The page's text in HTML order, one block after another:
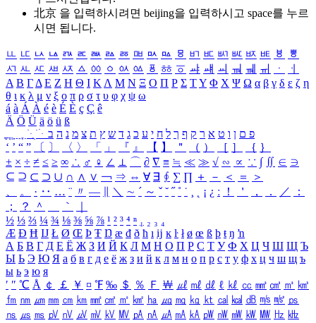
北京 을 입력하시려면 beijing을 입력하시고 space를 누르
시면 됩니다.
ㅥ ㅦ ㅧ ㅨ ㅩ ㅪ ㅫ ㅬ ㅭ ㅮ ㅯ ㅰ ㅱ ㅲ ㅳ ㅴ ㅵ ㅶ ㅷ ㅸ
ㅹ
ㅺ ㅻ ㅼ ㅽ ㅾ ㅿ ㆀ ㆁ ㆂ ㆃ ㆄ ㆅ ㆆ ㆇ ㆈ ㆉ ㆊ ㆋ ㆌ ㆍ
ㆎ
Α Β ΓΔ Ε Ζ Η Θ Ι ΚΛ Μ Ν Ξ Ο Π Ρ Σ ΤΥ Φ Χ Ψ Ω α β γ δ ε ζ η
θ ι κ λ μ ν ξ ο π ρ σ τ υ φ χ ψ ω
á à Á À é è É È ç Ç ê
Ä Ö Ü ä ö ü ß
ִֶֹ ֻּ ׁׂ פ ם ן ו ט א ר ק ף ך ל ח י ע כ ג ד ש ץ ת צ מ נ ה ב
‘ ’ “ ” 〔 〕 〈 〉 「 」 『 』 【 】 ＂ （ ） ［ ］ ｛ ｝
± × ÷ ≠ ≤ ≥ ∞ ∴ ♂ ♀ ∠ ⊥ ⌒ ∂ ∇ ≡ ≒ ≪ ≫ √ ∽ ∝ ∵ ∫ ∬ ∈ ∋
⊆ ⊇ ⊂ ⊃ ∪ ∩ ∧ ∨ ￢ ⇒ ⇔ ∀ ∃ ∮ ∑ ∏ ＋ － ＜ ＝
＞
、
。 · ‥ … ¨ 〃 ― ＼ ∼ ´ ～ ˇ ˘ ˝ ˚ ˙ ¸ ¡ ¿ ː ！ ＇ ， ． ／
：
；
？ ＾ ｀
½ ⅓ ⅔ ¼ ¾ ⅛ ⅜ ⅝ ⅞ ¹ ² ³ ⁴ ⁿ ₁ ₂ ₃ ₄
Æ Ð Ħ Ĳ Ł Ø Œ Þ Ŧ Ŋ æ đ ð ħ ı ĳ ĸ ŀ ł ø œ ß þ ŧ ŋ ŉ
А Б В Г Д Е Ё Ж З И Й К Л М Н О П Р С Т У Ф Х Ц Ч Ш Щ Ъ
Ы Ь Э Ю Я а б в г д е ё ж з и й к л м н о п р с т у ф х ц ч ш щ ъ
ы ь э ю я
′ ″ ℃ Å ￠ ￡ ￥ ¤ ℉ ‰ ＄ ％ Ｆ ￦ ㎕ ㎖ ㎗ ℓ ㎘ ㏄ ㎣ ㎤ ㎥ ㎦
㎙ ㎚ ㎛ ㎜ ㎝ ㎞ ㎟ ㎠ ㎡ ㎢ ㏊ ㎍ ㎎ ㎏ ㏏ ㎈ ㎉ ㏈ ㎧ ㎨ ㎰
㎱ ㎲ ㎳ ㎴ ㎵ ㎶ ㎷ ㎸ ㎹ ㎀ ㎁ ㎂ ㎃ ㎄ ㎺ ㎻ ㎽ ㎾ ㎿ ㎐ ㎑